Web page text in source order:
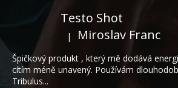
í
Testo Shot
Hodnocení produktu je 5 z 5
| Miroslav Franc
Špičkový produkt , který mě dodává
cítím méně unavený. Používám
Tribulus...